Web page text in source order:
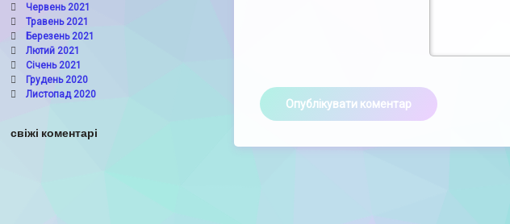
Червень 2021
Травень 2021
Березень 2021
Лютий 2021
Січень 2021
Грудень 2020
Листопад 2020
свіжі коментарі